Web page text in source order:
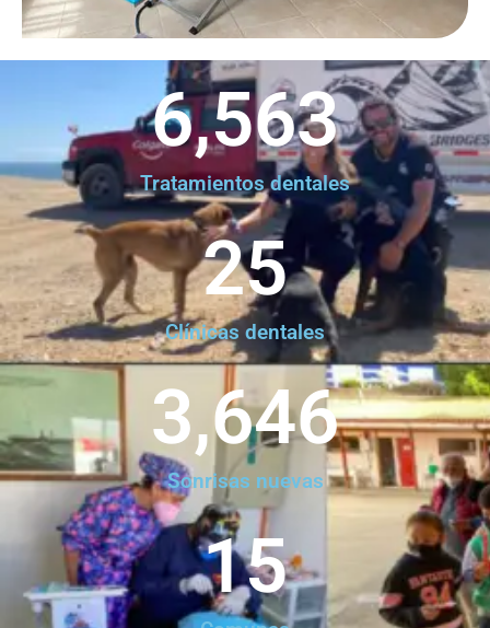
Tratamientos dentales
6,563
Clínicas dentales
25
Sonrisas nuevas
3,646
15